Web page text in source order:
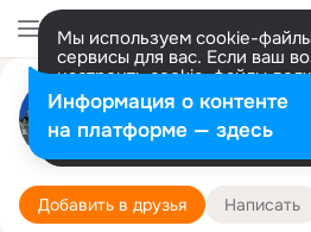
Мы используем cookie-
сервисы для вас. Если ваш
настроить cookie-файлы
представитель. Больше
Разрешить все Настроить
Марина
Сиэтл 1 сентября
Подробнее
Добавить в друзья Написать
Информация о контенте
на платформе — здесь